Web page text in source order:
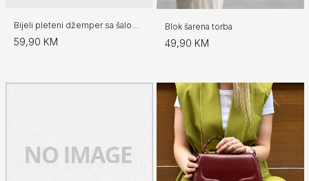
59,90 KM
Blok šarena torba
49,90 KM